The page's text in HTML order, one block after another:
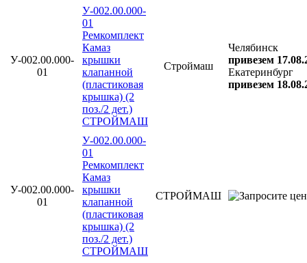
У-002.00.000-
01
У-002.00.000-
01
Ремкомплект
Камаз
крышки
клапанной
(пластиковая
крышка) (2
поз./2 дет.)
СТРОЙМАШ
Строймаш
Челябинск
привезем
Екатеринбург
привезем
У-002.00.000-
01
У-002.00.000-
01
Ремкомплект
Камаз
крышки
клапанной
(пластиковая
крышка) (2
поз./2 дет.)
СТРОЙМАШ
СТРОЙМАШ